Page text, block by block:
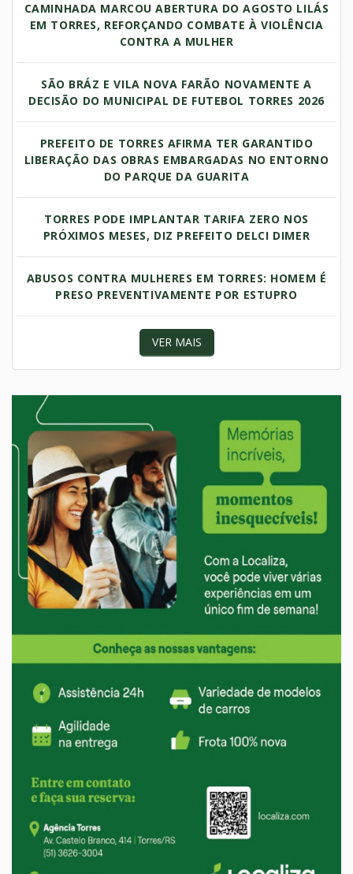
CAMINHADA MARCOU ABERTURA DO AGOSTO LILÁS
EM TORRES, REFORÇANDO COMBATE À VIOLÊNCIA
CONTRA A MULHER
SÃO BRÁZ E VILA NOVA FARÃO NOVAMENTE A
DECISÃO DO MUNICIPAL DE FUTEBOL TORRES 2026
PREFEITO DE TORRES AFIRMA TER GARANTIDO
LIBERAÇÃO DAS OBRAS EMBARGADAS NO ENTORNO
DO PARQUE DA GUARITA
TORRES PODE IMPLANTAR TARIFA ZERO NOS
PRÓXIMOS MESES, DIZ PREFEITO DELCI DIMER
ABUSOS CONTRA MULHERES EM TORRES: HOMEM É
PRESO PREVENTIVAMENTE POR ESTUPRO
VER MAIS